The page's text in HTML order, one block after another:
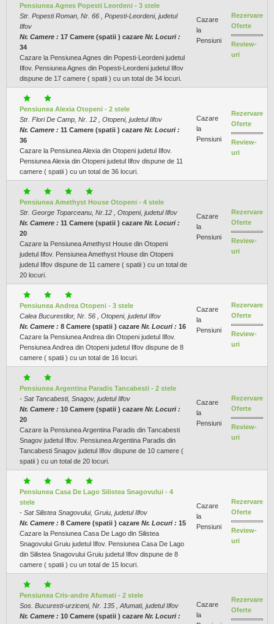
Pensiunea Agnes Popesti Leordeni - 3 stele
Str. Popesti Roman, Nr. 66 , Popesti-Leordeni, judetul
Ilfov
Nr. Camere : 17 Camere (spatii ) cazare Nr. Locuri :
34
Cazare la Pensiunea Agnes din Popesti-Leordeni judetul
Ilfov. Pensiunea Agnes din Popesti-Leordeni judetul Ilfov
dispune de 17 camere ( spatii ) cu un total de 34 locuri.
Cazare
la
Pensiuni
Rezervare
Oferte
Review-
uri
Pensiunea Alexia Otopeni - 2 stele
Str. Flori De Camp, Nr. 12 , Otopeni, judetul Ilfov
Nr. Camere : 11 Camere (spatii ) cazare Nr. Locuri :
36
Cazare la Pensiunea Alexia din Otopeni judetul Ilfov.
Pensiunea Alexia din Otopeni judetul Ilfov dispune de 11
camere ( spatii ) cu un total de 36 locuri.
Cazare
la
Pensiuni
Rezervare
Oferte
Review-
uri
Pensiunea Amethyst House Otopeni - 4 stele
Str. George Toparceanu, Nr.12 , Otopeni, judetul Ilfov
Nr. Camere : 11 Camere (spatii ) cazare Nr. Locuri :
20
Cazare la Pensiunea Amethyst House din Otopeni
judetul Ilfov. Pensiunea Amethyst House din Otopeni
judetul Ilfov dispune de 11 camere ( spatii ) cu un total de
20 locuri.
Cazare
la
Pensiuni
Rezervare
Oferte
Review-
uri
Pensiunea Andrea Otopeni - 3 stele
Calea Bucurestilor, Nr. 56 , Otopeni, judetul Ilfov
Nr. Camere : 8 Camere (spatii ) cazare Nr. Locuri : 16
Cazare la Pensiunea Andrea din Otopeni judetul Ilfov.
Pensiunea Andrea din Otopeni judetul Ilfov dispune de 8
camere ( spatii ) cu un total de 16 locuri.
Cazare
la
Pensiuni
Rezervare
Oferte
Review-
uri
Pensiunea Argentina Paradis Tancabesti - 2 stele
- Sat Tancabesti, Snagov, judetul Ilfov
Nr. Camere : 10 Camere (spatii ) cazare Nr. Locuri :
20
Cazare la Pensiunea Argentina Paradis din Tancabesti
Snagov judetul Ilfov. Pensiunea Argentina Paradis din
Tancabesti Snagov judetul Ilfov dispune de 10 camere (
spatii ) cu un total de 20 locuri.
Cazare
la
Pensiuni
Rezervare
Oferte
Review-
uri
Pensiunea Casa De Lago Silistea Snagovului - 4
stele
- Sat Silistea Snagovului, Gruiu, judetul Ilfov
Nr. Camere : 8 Camere (spatii ) cazare Nr. Locuri : 15
Cazare la Pensiunea Casa De Lago din Silistea
Snagovului Gruiu judetul Ilfov. Pensiunea Casa De Lago
din Silistea Snagovului Gruiu judetul Ilfov dispune de 8
camere ( spatii ) cu un total de 15 locuri.
Cazare
la
Pensiuni
Rezervare
Oferte
Review-
uri
Pensiunea Cris-andre Afumati - 2 stele
Sos. Bucuresti-urziceni, Nr. 135 , Afumati, judetul Ilfov
Nr. Camere : 10 Camere (spatii ) cazare Nr. Locuri :
Cazare
la
Rezervare
Oferte